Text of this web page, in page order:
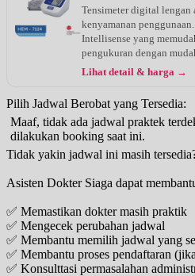
Tensimeter digital lengan
kenyamanan
Intellisense yang
pengukuran dengan
Lihat detail & harga →
Pilih Jadwal Berobat yang Tersedia:
Maaf, tidak ada jadwal praktek
dilakukan booking saat ini.
Tidak yakin jadwal ini masih
Asisten Dokter Siaga dapat
✅ Memastikan dokter masih praktik
✅ Mengecek perubahan jadwal
✅ Membantu memilih jadwal yang
✅ Membantu proses pendaftaran
✅ Konsulttasi permasalahan